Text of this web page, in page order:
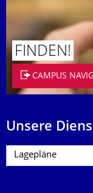
FINDEN!
CAMPUS
Unsere